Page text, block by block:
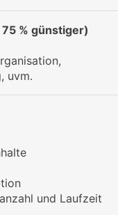
% günstiger)
uvm.
und Laufzeit